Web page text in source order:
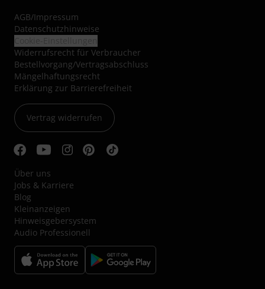
AGB/Impressum
Datenschutzhinweise
Widerrufsrecht für Verbraucher
Bestellvorgang/Vertragsabschluss
Mängelhaftungsrecht
Erklärung zur Barrierefreiheit
Vertrag widerrufen
Über uns
Jobs & Karriere
Blog
Kleinanzeigen
Hinweisgebersystem
Audio Professionell